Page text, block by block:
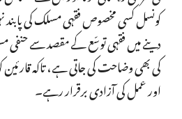
کونسل کسی مخصوص فقہی مسلک کی
دینے میں فقہی توسّع کے مقصد سے
کی بھی وضاحت کی جاتی ہے، تاکہ
اور عمل کی آزادی برقرار رہے۔